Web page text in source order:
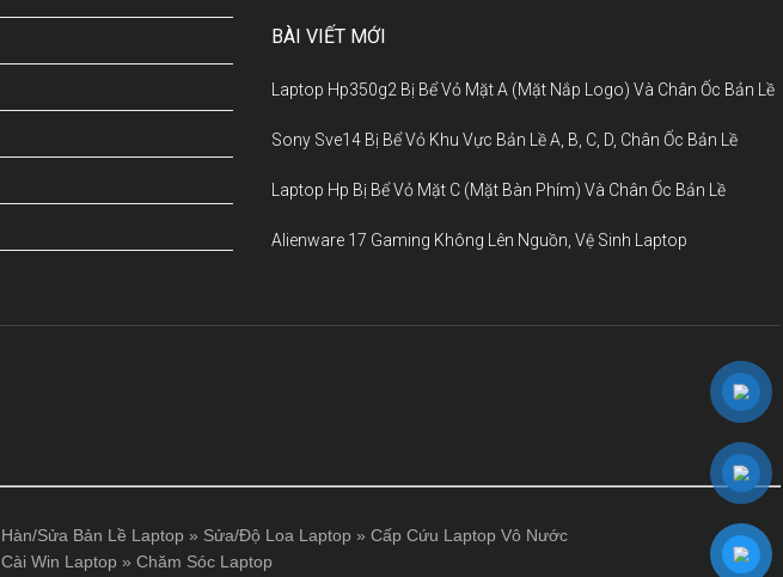
BÀI VIẾT MỚI
Laptop Hp350g2 Bị Bể Vỏ Mặt A (Mặt Nắp Logo) Và Chân Ốc Bản Lề
Sony Sve14 Bị Bể Vỏ Khu Vực Bản Lề A, B, C, D, Chân Ốc Bản Lề
Laptop Hp Bị Bể Vỏ Mặt C (Mặt Bàn Phím) Và Chân Ốc Bản Lề
Alienware 17 Gaming Không Lên Nguồn, Vệ Sinh Laptop
Hàn/Sửa Bản Lề Laptop » Sửa/Độ Loa Laptop » Cấp Cứu Laptop Vô Nước
Cài Win Laptop » Chăm Sóc Laptop